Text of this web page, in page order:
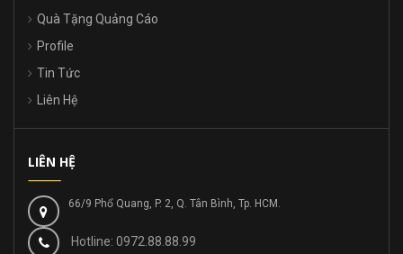
Quà Tặng Quảng Cáo
Profile
Tin Tức
Liên Hệ
LIÊN HỆ
66/9 Phổ Quang, P. 2, Q. Tân Bình, Tp. HCM.
Hotline: 0972.88.88.99